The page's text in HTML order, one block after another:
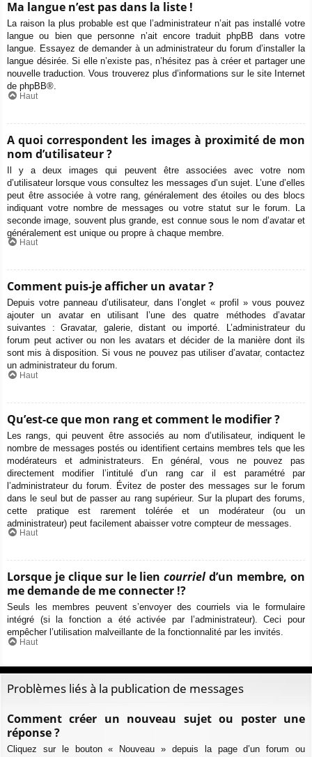
Ma langue n’est pas dans la liste !
La raison la plus probable est que l’administrateur n’ait pas installé votre
langue ou bien que personne n’ait encore traduit phpBB dans votre
langue. Essayez de demander à un administrateur du forum d’installer la
langue désirée. Si elle n’existe pas, n’hésitez pas à créer et partager une
nouvelle traduction. Vous trouverez plus d’informations sur le site Internet
de phpBB®.
Haut
A quoi correspondent les images à proximité de mon
nom d’utilisateur ?
Il y a deux images qui peuvent être associées avec votre nom
d’utilisateur lorsque vous consultez les messages d’un sujet. L’une d’elles
peut être associée à votre rang, généralement des étoiles ou des blocs
indiquant votre nombre de messages ou votre statut sur le forum. La
seconde image, souvent plus grande, est connue sous le nom d’avatar et
généralement est unique ou propre à chaque membre.
Haut
Comment puis-je afficher un avatar ?
Depuis votre panneau d’utilisateur, dans l’onglet « profil » vous pouvez
ajouter un avatar en utilisant l’une des quatre méthodes d’avatar
suivantes : Gravatar, galerie, distant ou importé. L’administrateur du
forum peut activer ou non les avatars et décider de la manière dont ils
sont mis à disposition. Si vous ne pouvez pas utiliser d’avatar, contactez
un administrateur du forum.
Haut
Qu’est-ce que mon rang et comment le modifier ?
Les rangs, qui peuvent être associés au nom d’utilisateur, indiquent le
nombre de messages postés ou identifient certains membres tels que les
modérateurs et administrateurs. En général, vous ne pouvez pas
directement modifier l’intitulé d’un rang car il est paramétré par
l’administrateur du forum. Évitez de poster des messages sur le forum
dans le seul but de passer au rang supérieur. Sur la plupart des forums,
cette pratique est rarement tolérée et un modérateur (ou un
administrateur) peut facilement abaisser votre compteur de messages.
Haut
Lorsque je clique sur le liencourrield’un membre, on
me demande de me connecter !?
Seuls les membres peuvent s’envoyer des courriels via le formulaire
intégré (si la fonction a été activée par l’administrateur). Ceci pour
empêcher l’utilisation malveillante de la fonctionnalité par les invités.
Haut
Problèmes liés à la publication de messages
Comment créer un nouveau sujet ou poster une
réponse ?
Cliquez sur le bouton « Nouveau » depuis la page d’un forum ou